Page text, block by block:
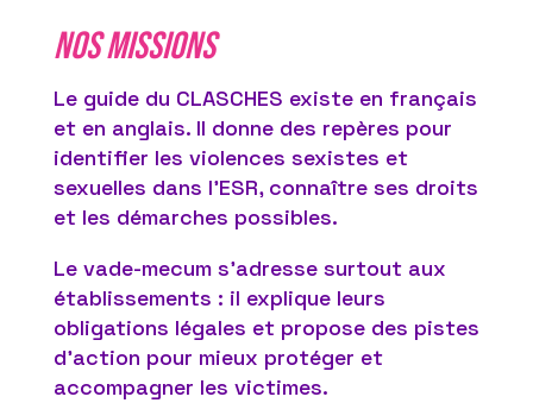
NOS MISSIONS
Le guide du CLASCHES existe en français
et en anglais. Il donne des repères pour
identifier les violences sexistes et
sexuelles dans l’ESR, connaître ses droits
et les démarches possibles.
Le vade-mecum s’adresse surtout aux
établissements : il explique leurs
obligations légales et propose des pistes
d’action pour mieux protéger et
accompagner les victimes.